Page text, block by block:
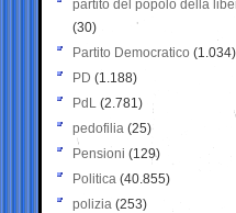
partito del popolo della
(30)
Partito Democratico (1.034)
PD (1.188)
PdL (2.781)
pedofilia (25)
Pensioni (129)
Politica (40.855)
polizia (253)